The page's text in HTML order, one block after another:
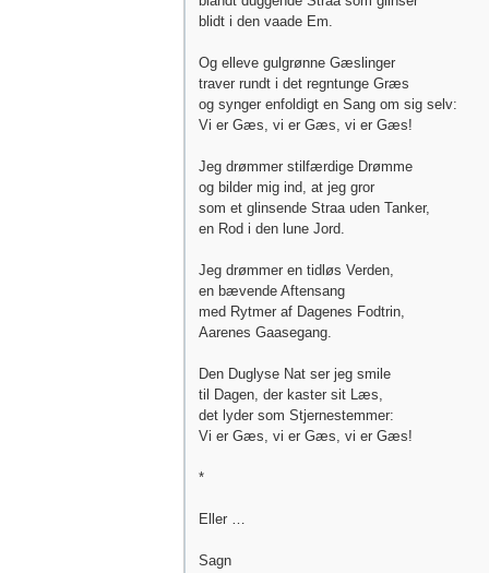
blidt i den vaade Em.
Og elleve gulgrønne Gæslinger
traver rundt i det regntunge Græs
og synger enfoldigt en Sang om sig selv:
Vi er Gæs, vi er Gæs, vi er Gæs!
Jeg drømmer stilfærdige Drømme
og bilder mig ind, at jeg gror
som et glinsende Straa uden Tanker,
en Rod i den lune Jord.
Jeg drømmer en tidløs Verden,
en bævende Aftensang
med Rytmer af Dagenes Fodtrin,
Aarenes Gaasegang.
Den Duglyse Nat ser jeg smile
til Dagen, der kaster sit Læs,
det lyder som Stjernestemmer:
Vi er Gæs, vi er Gæs, vi er Gæs!
*
Eller …
Sagn